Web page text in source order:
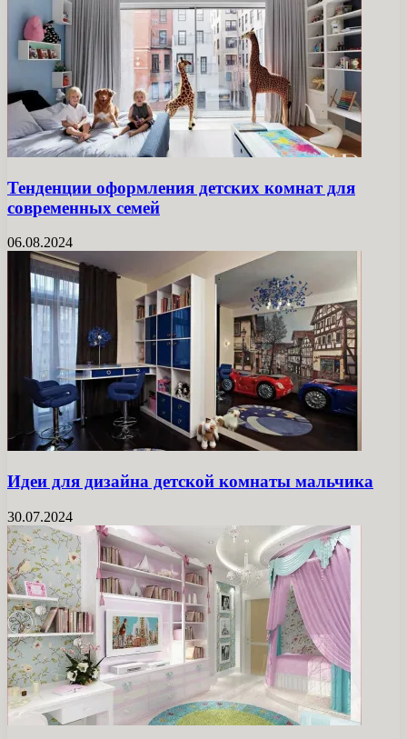
Тенденции оформления детских комнат для
современных семей
06.08.2024
Идеи для дизайна детской комнаты мальчика
30.07.2024